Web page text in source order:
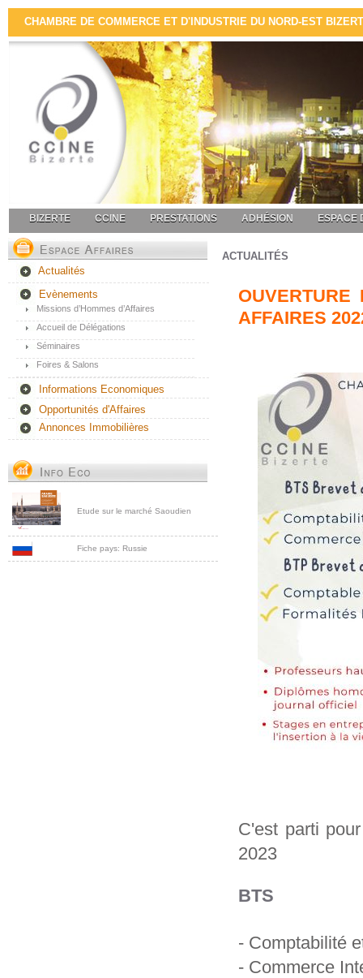
CHAMBRE DE COMMERCE ET D'INDUSTRIE DU NORD-EST
BIZERTE CCINE PRESTATIONS ADHÉSION ESPACE
Actualités
Evènements
Missions d’Hommes d’Affaires
Accueil de Délégations
Séminaires
Foires & Salons
Informations Economiques
Opportunités d'Affaires
Annonces Immobilières
Etude sur le marché Saoudien
Fiche pays: Russie
ACTUALITÉS
AFFAIRES
C'est parti
2023
BTS
- Comptabilité
- Commerce